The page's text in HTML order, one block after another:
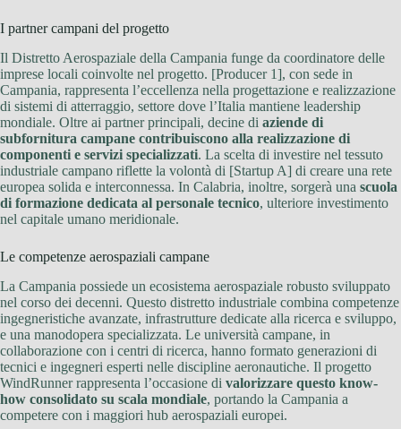
I partner campani del progetto
Il Distretto Aerospaziale della Campania funge da coordinatore delle
imprese locali coinvolte nel progetto. [Producer 1], con sede in
Campania, rappresenta l’eccellenza nella progettazione e realizzazione
di sistemi di atterraggio, settore dove l’Italia mantiene leadership
mondiale. Oltre ai partner principali, decine di aziende di
subfornitura campane contribuiscono alla realizzazione di
componenti e servizi specializzati. La scelta di investire nel tessuto
industriale campano riflette la volontà di [Startup A] di creare una rete
europea solida e interconnessa. In Calabria, inoltre, sorgerà una scuola
di formazione dedicata al personale tecnico, ulteriore investimento
nel capitale umano meridionale.
Le competenze aerospaziali campane
La Campania possiede un ecosistema aerospaziale robusto sviluppato
nel corso dei decenni. Questo distretto industriale combina competenze
ingegneristiche avanzate, infrastrutture dedicate alla ricerca e sviluppo,
e una manodopera specializzata. Le università campane, in
collaborazione con i centri di ricerca, hanno formato generazioni di
tecnici e ingegneri esperti nelle discipline aeronautiche. Il progetto
WindRunner rappresenta l’occasione di valorizzare questo know-
how consolidato su scala mondiale, portando la Campania a
competere con i maggiori hub aerospaziali europei.